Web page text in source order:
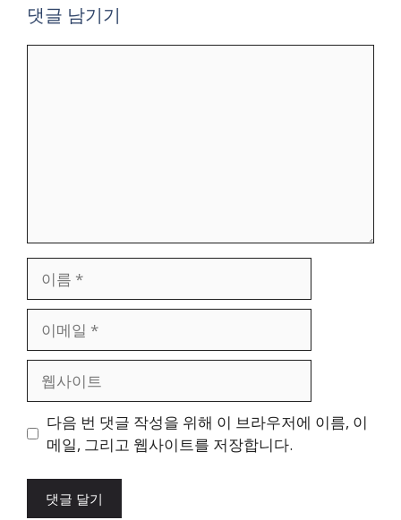
댓글 남기기
일
트
다음 번 댓글 작성을 위해 이 브라우저에 이름, 이
메일, 그리고 웹사이트를 저장합니다.